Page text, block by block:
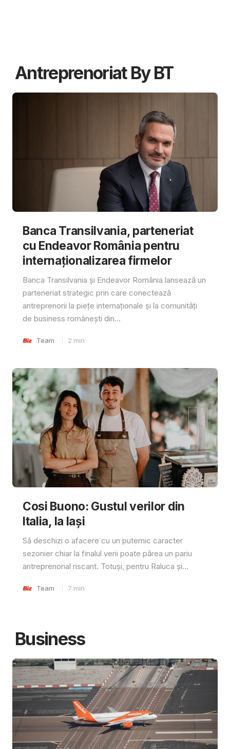
Antreprenoriat By BT
Banca Transilvania, parteneriat
cu Endeavor România pentru
internaționalizarea firmelor
Banca Transilvania și Endeavor România lansează un
parteneriat strategic prin care conectează
antreprenorii la piețe internaționale și la comunități
de business românești din...
Team 2 min
Cosi Buono: Gustul verilor din
Italia, la Iași
Să deschizi o afacere cu un puternic caracter
sezonier chiar la finalul verii poate părea un pariu
antreprenorial riscant. Totuși, pentru Raluca și...
Team 7 min
Business